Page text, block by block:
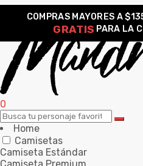
COMPRAS MAYORES A
GRATIS PARA LA
0
Home
Camisetas
Camiseta Estándar